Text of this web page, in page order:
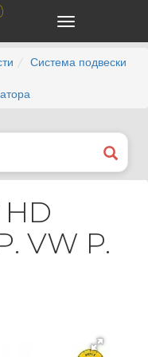
Система подвески
VW P.